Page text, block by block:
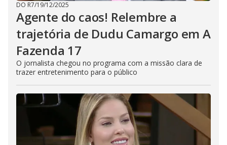
DO R7/19/12/2025
Agente do caos! Relembre a
trajetória de Dudu Camargo em A
Fazenda 17
O jornalista chegou no programa com a missão clara de
trazer entretenimento para o público